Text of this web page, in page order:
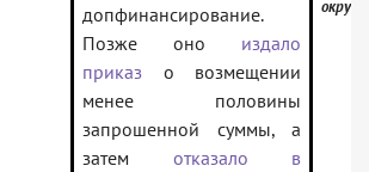
допфинансирование.
Позже оно издало
приказ о возмещении
менее половины
запрошенной суммы, а
затем отказало в
округа